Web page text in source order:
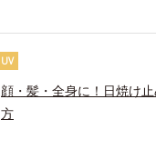
UV
顔・髪・全身に！日焼け
方